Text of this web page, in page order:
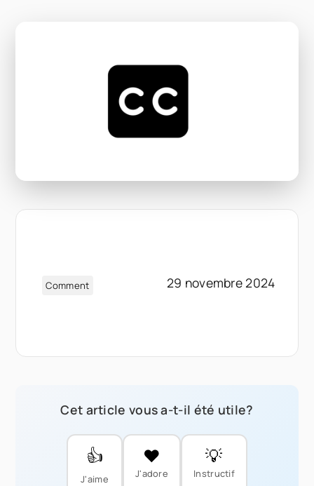
Comment 29 novembre 2024
Cet article vous a-t-il été utile?
👍
J'aime
❤️
J'adore
💡
Instructif